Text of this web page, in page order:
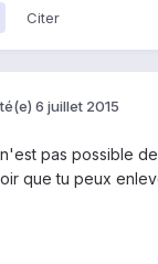
Citer
6 juillet 2015
pas possible
que tu peux